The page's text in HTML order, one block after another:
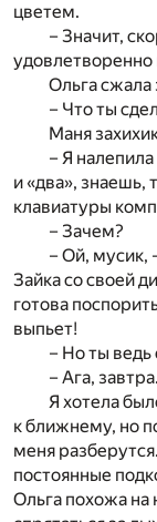
цветем.
– Значит,
Ольга сжала
– Что ты
Маня
– Я
и «два», знаешь,
клавиатуры
– Зачем?
– Ой, мусик,
Зайка со своей
готова
выпьет!
– Но ты
– Ага, завтра.
Я хотела
к ближнему, но
меня
постоянные
Ольга похожа